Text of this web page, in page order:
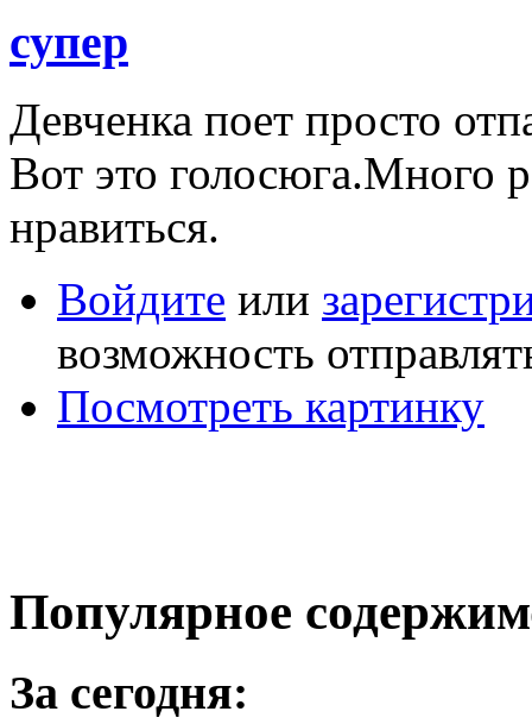
супер
Девченка поет просто
Вот это голосюга.Много
нравиться.
Войдите или
возможность
Посмотреть картинку
Популярное
За сегодня: